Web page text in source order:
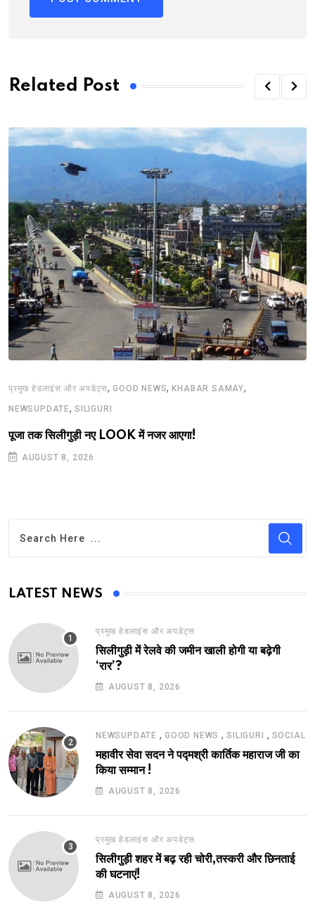
Related Post
प्रमुख हेडलाइंस और अपडेट्स,GOOD NEWS,KHABAR SAMAY,
NEWSUPDATE, SILIGURI
पूजा तक सिलीगुड़ी नए LOOK में नजर आएगा!
AUGUST 8, 2026
LATEST NEWS
प्रमुख हेडलाइंस और अपडेट्स
सिलीगुड़ी में रेलवे की जमीन खाली होगी या बढ़ेगी
‘रार’?
AUGUST 8, 2026
NEWSUPDATE , GOOD NEWS ,SILIGURI , SOCIAL
महावीर सेवा सदन ने पद्मश्री कार्तिक महाराज जी का
किया सम्मान !
AUGUST 8, 2026
प्रमुख हेडलाइंस और अपडेट्स
सिलीगुड़ी शहर में बढ़ रही चोरी,तस्करी और छिनताई
की घटनाएं!
AUGUST 8, 2026